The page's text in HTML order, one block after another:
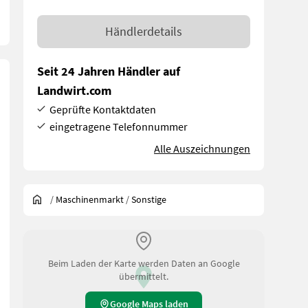
Händlerdetails
Seit 24 Jahren Händler auf
Landwirt.com
Geprüfte Kontaktdaten
eingetragene Telefonnummer
Alle Auszeichnungen
/ Maschinenmarkt /Sonstige
Beim Laden der Karte werden Daten an Google
übermittelt.
Google Maps laden